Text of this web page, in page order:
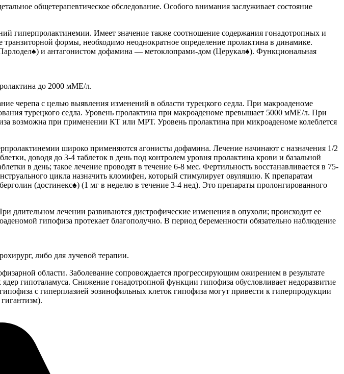
общетерапевтическое обследование. Особого внимания заслуживает состояние
гиперпролактинемии. Имеет значение также соотношение содержания гонадотропных и
формы, необходимо неоднократное определение пролактина в динамике.
и антагонистом дофамина — метоклопрами-дом (Церукал♠). Функциональная
до 2000 мМЕ/л.
черепа с целью выявления изменений в области турецкого седла. При макроаденоме
турецкого седла. Уровень пролактина при макроаденоме превышает 5000 мМЕ/л. При
возможна при применении КТ или МРТ. Уровень пролактина при микроаденоме колеблется
широко применяются агонисты дофамина. Лечение начинают с назначения 1/2
доводя до 3-4 таблеток в день под контролем уровня пролактина крови и базальной
в день; такое лечение проводят в течение 6-8 мес. Фертильность восстанавливается в 75-
цикла назначить кломифен, который стимулирует овуляцию. К препаратам
(достинекс♠) (1 мг в неделю в течение 3-4 нед). Это препараты пролонгированного
лечении развиваются дистрофические изменения в опухоли; происходит ее
гипофиза протекает благополучно. В период беременности обязательно наблюдение
либо для лучевой терапии.
области. Заболевание сопровождается прогрессирующим ожирением в результате
гипоталамуса. Снижение гонадотропной функции гипофиза обусловливает недоразвитие
с гиперплазией эозинофильных клеток гипофиза могут привести к гиперпродукции